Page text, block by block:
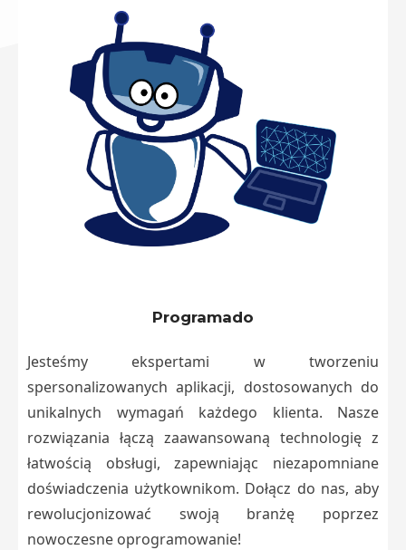
Programado
Jesteśmy ekspertami w tworzeniu
spersonalizowanych aplikacji, dostosowanych do
unikalnych wymagań każdego klienta. Nasze
rozwiązania łączą zaawansowaną technologię z
łatwością obsługi, zapewniając niezapomniane
doświadczenia użytkownikom. Dołącz do nas, aby
rewolucjonizować swoją branżę poprzez
nowoczesne oprogramowanie!